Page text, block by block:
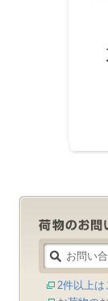
2件以上は